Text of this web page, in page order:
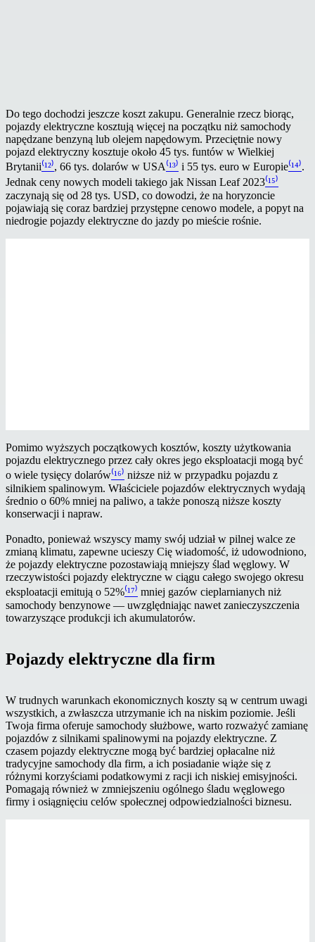
Do tego dochodzi jeszcze koszt zakupu. Generalnie rzecz biorąc,
pojazdy elektryczne kosztują więcej na początku niż samochody
napędzane benzyną lub olejem napędowym. Przeciętnie nowy
pojazd elektryczny kosztuje około 45 tys. funtów w Wielkiej
Brytanii⁽¹²⁾, 66 tys. dolarów w USA⁽¹³⁾ i 55 tys. euro w Europie⁽¹⁴⁾.
Jednak ceny nowych modeli takiego jak Nissan Leaf 2023⁽¹⁵⁾
zaczynają się od 28 tys. USD, co dowodzi, że na horyzoncie
pojawiają się coraz bardziej przystępne cenowo modele, a popyt na
niedrogie pojazdy elektryczne do jazdy po mieście rośnie.
Pomimo wyższych początkowych kosztów, koszty użytkowania
pojazdu elektrycznego przez cały okres jego eksploatacji mogą być
o wiele tysięcy dolarów⁽¹⁶⁾ niższe niż w przypadku pojazdu z
silnikiem spalinowym. Właściciele pojazdów elektrycznych wydają
średnio o 60% mniej na paliwo, a także ponoszą niższe koszty
konserwacji i napraw.
Ponadto, ponieważ wszyscy mamy swój udział w pilnej walce ze
zmianą klimatu, zapewne ucieszy Cię wiadomość, iż udowodniono,
że pojazdy elektryczne pozostawiają mniejszy ślad węglowy. W
rzeczywistości pojazdy elektryczne w ciągu całego swojego okresu
eksploatacji emitują o 52%⁽¹⁷⁾ mniej gazów cieplarnianych niż
samochody benzynowe — uwzględniając nawet zanieczyszczenia
towarzyszące produkcji ich akumulatorów.
Pojazdy elektryczne dla firm
W trudnych warunkach ekonomicznych koszty są w centrum uwagi
wszystkich, a zwłaszcza utrzymanie ich na niskim poziomie. Jeśli
Twoja firma oferuje samochody służbowe, warto rozważyć zamianę
pojazdów z silnikami spalinowymi na pojazdy elektryczne. Z
czasem pojazdy elektryczne mogą być bardziej opłacalne niż
tradycyjne samochody dla firm, a ich posiadanie wiąże się z
różnymi korzyściami podatkowymi z racji ich niskiej emisyjności.
Pomagają również w zmniejszeniu ogólnego śladu węglowego
firmy i osiągnięciu celów społecznej odpowiedzialności biznesu.